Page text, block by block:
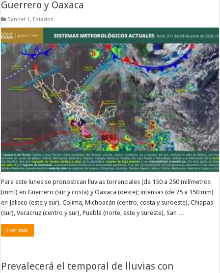
Guerrero y Oaxaca
Banner 1, Estados
Para este lunes se pronostican lluvias torrenciales (de 150 a 250 milímetros
[mm]) en Guerrero (sur y costa) y Oaxaca (oeste); intensas (de 75 a 150 mm)
en Jalisco (este y sur), Colima, Michoacán (centro, costa y suroeste), Chiapas
(sur), Veracruz (centro y sur), Puebla (norte, este y sureste), San …
Leer más
Prevalecerá el temporal de lluvias con